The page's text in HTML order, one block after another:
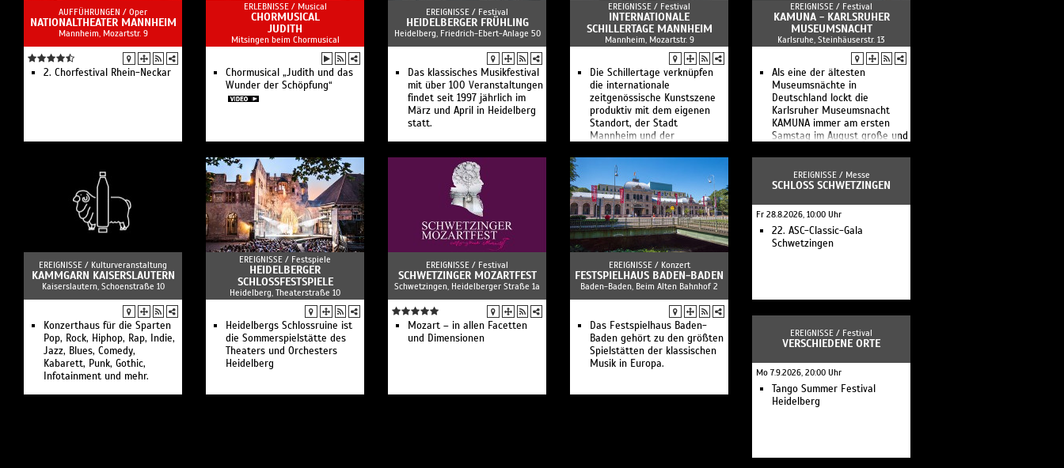
AUFFÜHRUNGEN / Oper
NATIONALTHEATER MANNHEIM
Mannheim, Mozartstr. 9
2. Chorfestival Rhein-Neckar
ERLEBNISSE / Musical
CHORMUSICAL
JUDITH
Mitsingen beim Chormusical
Chormusical „Judith und das
Wunder der Schöpfung“
EREIGNISSE / Festival
HEIDELBERGER FRÜHLING
Heidelberg, Friedrich-Ebert-Anlage 50
Das klassisches Musikfestival
mit über 100 Veranstaltungen
findet seit 1997 jährlich im
März und April in Heidelberg
statt.
EREIGNISSE / Festival
INTERNATIONALE
SCHILLERTAGE MANNHEIM
Mannheim, Mozartstr. 9
Die Schillertage verknüpfen
die internationale
zeitgenössische Kunstszene
produktiv mit dem eigenen
Standort, der Stadt
Mannheim und der
Sie sind lokal und
international, zeitgenössisch
und traditionsverbunden
zugleich.
EREIGNISSE / Festival
KAMUNA - KARLSRUHER
MUSEUMSNACHT
Karlsruhe, Steinhäuserstr. 13
Als eine der ältesten
Museumsnächte in
Deutschland lockt die
Karlsruher Museumsnacht
KAMUNA immer am ersten
Samstag im August große und
später Stunde geöffneten
Museen und Institutionen.
EREIGNISSE / Kulturveranstaltung
KAMMGARN KAISERSLAUTERN
Kaiserslautern, Schoenstraße 10
Konzerthaus für die Sparten
Pop, Rock, Hiphop, Rap, Indie,
Jazz, Blues, Comedy,
Kabarett, Punk, Gothic,
Infotainment und mehr.
EREIGNISSE / Festspiele
HEIDELBERGER
SCHLOSSFESTSPIELE
Heidelberg, Theaterstraße 10
Heidelbergs Schlossruine ist
die Sommerspielstätte des
Theaters und Orchesters
Heidelberg
EREIGNISSE / Festival
SCHWETZINGER MOZARTFEST
Schwetzingen, Heidelberger Straße 1a
Mozart – in allen Facetten
und Dimensionen
EREIGNISSE / Konzert
FESTSPIELHAUS BADEN-BADEN
Baden-Baden, Beim Alten Bahnhof 2
Das Festspielhaus Baden-
Baden gehört zu den größten
Spielstätten der klassischen
Musik in Europa.
EREIGNISSE / Messe
SCHLOSS SCHWETZINGEN
Fr 28.8.2026, 10:00 Uhr
22. ASC-Classic-Gala
Schwetzingen
EREIGNISSE / Festival
VERSCHIEDENE ORTE
Mo 7.9.2026, 20:00 Uhr
Tango Summer Festival
Heidelberg